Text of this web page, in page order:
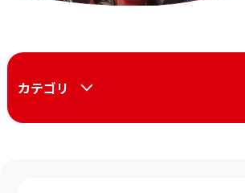
カテゴリ